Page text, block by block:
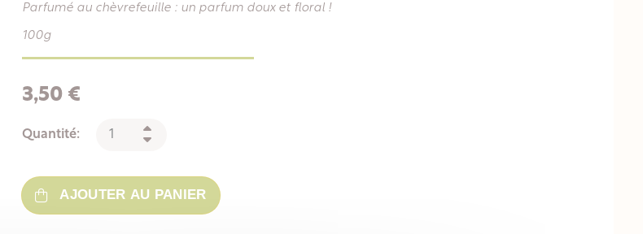
Parfumé au chèvrefeuille : un parfum doux et floral !
100g
3,50 €
Quantité:
AJOUTER AU PANIER